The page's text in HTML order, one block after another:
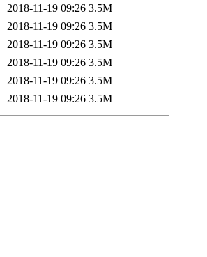
2018-11-19 09:26 3.5M
2018-11-19 09:26 3.5M
2018-11-19 09:26 3.5M
2018-11-19 09:26 3.5M
2018-11-19 09:26 3.5M
2018-11-19 09:26 3.5M